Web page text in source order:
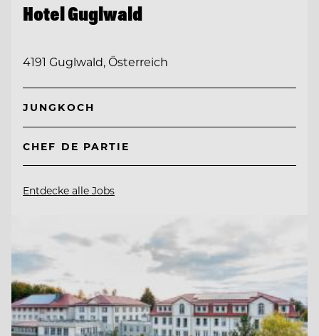
Hotel Guglwald
4191 Guglwald, Österreich
JUNGKOCH
CHEF DE PARTIE
Entdecke alle Jobs